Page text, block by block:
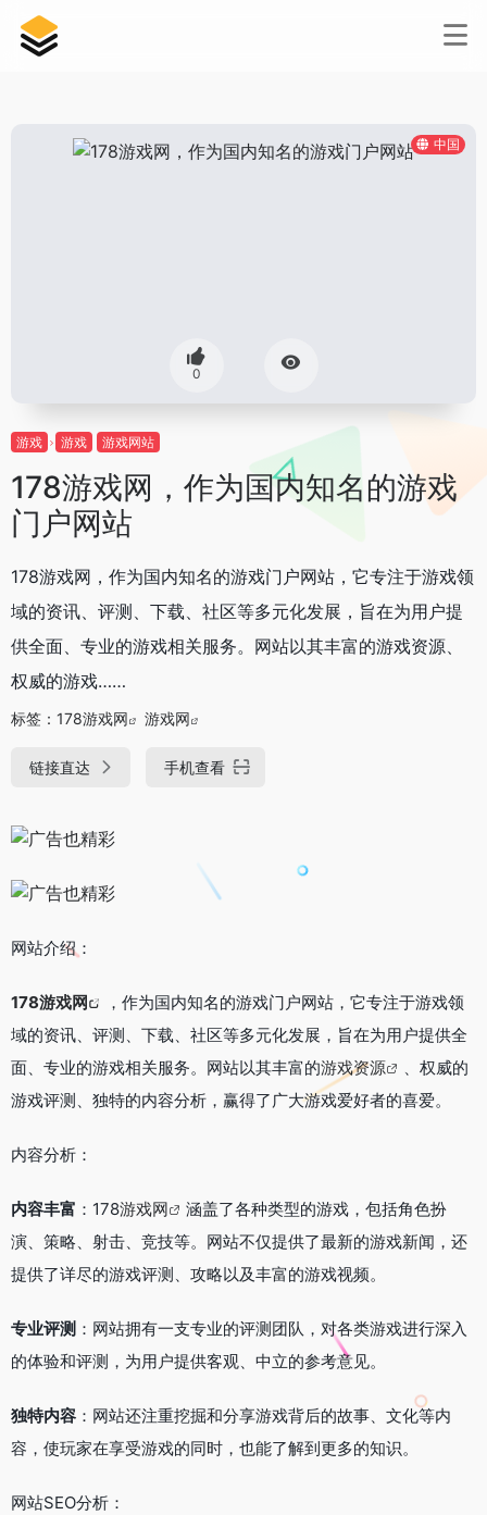
中国
0
游戏 游戏 游戏网站
178游戏网，作为国内知名的游戏
门户网站
178游戏网，作为国内知名的游戏门户网站，它专注于游戏领
域的资讯、评测、下载、社区等多元化发展，旨在为用户提
供全面、专业的游戏相关服务。网站以其丰富的游戏资源、
权威的游戏……
标签： 178游戏网 游戏网
链接直达 手机查看
网站介绍：
178游戏网
，作为国内知名的游戏门户网站，它专注于游戏领
域的资讯、评测、下载、社区等多元化发展，旨在为用户提供全
面、专业的游戏相关服务。网站以其丰富的游戏资源
、权威的
游戏评测、独特的内容分析，赢得了广大游戏爱好者的喜爱。
内容分析：
内容丰富 ：178游戏网
涵盖了各种类型的游戏，包括角色扮
演、策略、射击、竞技等。网站不仅提供了最新的游戏新闻，还
提供了详尽的游戏评测、攻略以及丰富的游戏视频。
专业评测 ：网站拥有一支专业的评测团队，对各类游戏进行深入
的体验和评测，为用户提供客观、中立的参考意见。
独特内容 ：网站还注重挖掘和分享游戏背后的故事、文化等内
容，使玩家在享受游戏的同时，也能了解到更多的知识。
网站SEO分析：